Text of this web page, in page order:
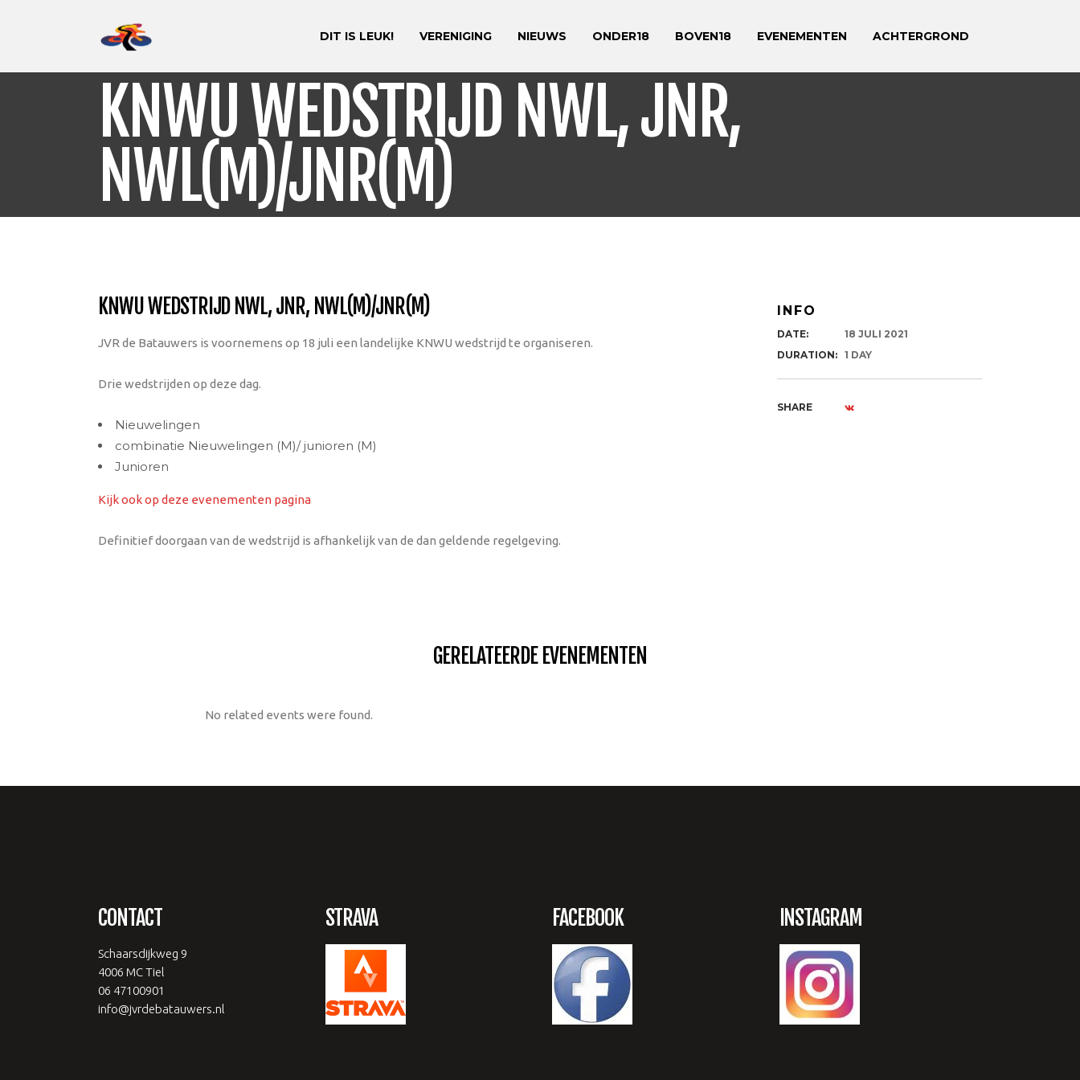
DIT IS LEUK! VERENIGING NIEUWS ONDER18 BOVEN18 EVENEMENTEN ACHTERGROND
KNWU WEDSTRIJD NWL, JNR,
NWL(M)/JNR(M)
KNWU WEDSTRIJD NWL, JNR, NWL(M)/JNR(M) INFO
JVR de Batauwers is voornemens op 18 juli een landelijke KNWU wedstrijd te organiseren.
Drie wedstrijden op deze dag.
Nieuwelingen
combinatie Nieuwelingen (M)/ junioren (M)
Junioren
Kijk ook op deze evenementen pagina
Definitief doorgaan van de wedstrijd is afhankelijk van de dan geldende regelgeving.
DATE:
18 JULI 2021
DURATION: 1 DAY
SHARE
GERELATEERDE EVENEMENTEN
No related events were found.
CONTACT
Schaarsdijkweg 9
4006 MC Tiel
06 47100901
info@jvrdebatauwers.nl
STRAVA FACEBOOK INSTAGRAM